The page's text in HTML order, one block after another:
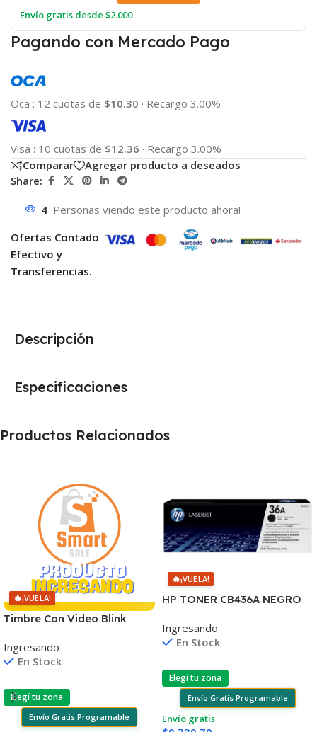
Envío gratis desde $2.000
Pagando con Mercado Pago
Oca : 12 cuotas de $10.30 · Recargo 3.00%
Visa : 10 cuotas de $12.36 · Recargo 3.00%
Comparar
Agregar producto a deseados
Share:
4 Personas viendo este producto ahora!
Ofertas Contado
Efectivo y
Transferencias.
Descripción
Especificaciones
Productos Relacionados
🔥¡VUELA!
Timbre Con Video Blink
Ingresando
En Stock
Elegí tu zona
Envío Gratis Programable
🔥¡VUELA!
HP TONER CB436A NEGRO
2.000 COPIAS
Ingresando
En Stock
Elegí tu zona
Envío Gratis Programable
Envío gratis